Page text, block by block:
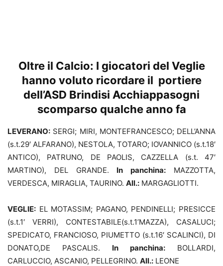
Oltre il Calcio: I giocatori del Veglie
hanno voluto ricordare il portiere
dell’ASD Brindisi Acchiappasogni
scomparso qualche anno fa
LEVERANO: SERGI; MIRI, MONTEFRANCESCO; DELL’ANNA
(s.t.29′ ALFARANO), NESTOLA, TOTARO; IOVANNICO (s.t.18′
ANTICO), PATRUNO, DE PAOLIS, CAZZELLA (s.t. 47′
MARTINO), DEL GRANDE. In panchina: MAZZOTTA,
VERDESCA, MIRAGLIA, TAURINO. All.: MARGAGLIOTTI.
VEGLIE: EL MOTASSIM; PAGANO, PENDINELLI; PRESICCE
(s.t.1′ VERRI), CONTESTABILE(s.t.1’MAZZA), CASALUCI;
SPEDICATO, FRANCIOSO, PIUMETTO (s.t.16′ SCALINCI), DI
DONATO,DE PASCALIS. In panchina: BOLLARDI,
CARLUCCIO, ASCANIO, PELLEGRINO. All.: LEONE